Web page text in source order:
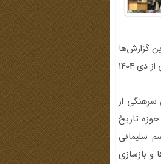
گزارش‌ها
نگاهی دارند به خبرهای مرتبط با موضوع سایت در رسانه‌های مکتوب و مجازی. در ادامه خبرهایی از دی 1404
از
تاریخ
سلیمانی
و بازسازی